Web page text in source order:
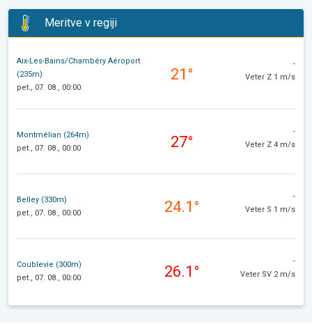
Meritve v regiji
Aix-Les-Bains/Chambéry Aéroport
(235m)
pet., 07. 08., 00:00
21°
-
Veter Z 1 m/s
Montmélian (264m)
pet., 07. 08., 00:00
27°
-
Veter Z 4 m/s
Belley (330m)
pet., 07. 08., 00:00
24.1°
-
Veter S 1 m/s
Coublevie (300m)
pet., 07. 08., 00:00
26.1°
-
Veter SV 2 m/s